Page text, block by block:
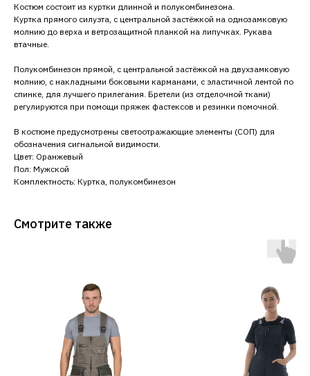
Костюм состоит из куртки длинной и полукомбинезона.
Куртка прямого силуэта, с центральной застёжкой на однозамковую
молнию до верха и ветрозащитной планкой на липучках. Рукава
втачные.
Полукомбинезон прямой, с центральной застёжкой на двухзамковую
молнию, с накладными боковыми карманами, с эластичной лентой по
спинке, для лучшего прилегания. Бретели (из отделочной ткани)
регулируются при помощи пряжек фастексов и резинки помочной.
В костюме предусмотрены светоотражающие элементы (СОП) для
обозначения сигнальной видимости.
Цвет: Оранжевый
Пол: Мужской
Комплектность: Куртка, полукомбинезон
Смотрите также